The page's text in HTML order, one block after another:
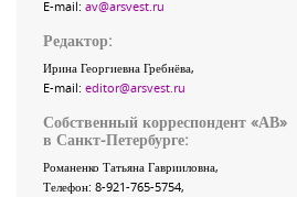
E-mail: av@arsvest.ru
Редактор:
Ирина Георгиевна Гребнёва,
E-mail: editor@arsvest.ru
Собственный корреспондент «АВ»
в Санкт-Петербурге:
Романенко Татьяна Гаврииловна,
Телефон: 8-921-765-5754,